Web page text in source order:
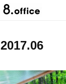
2017.06